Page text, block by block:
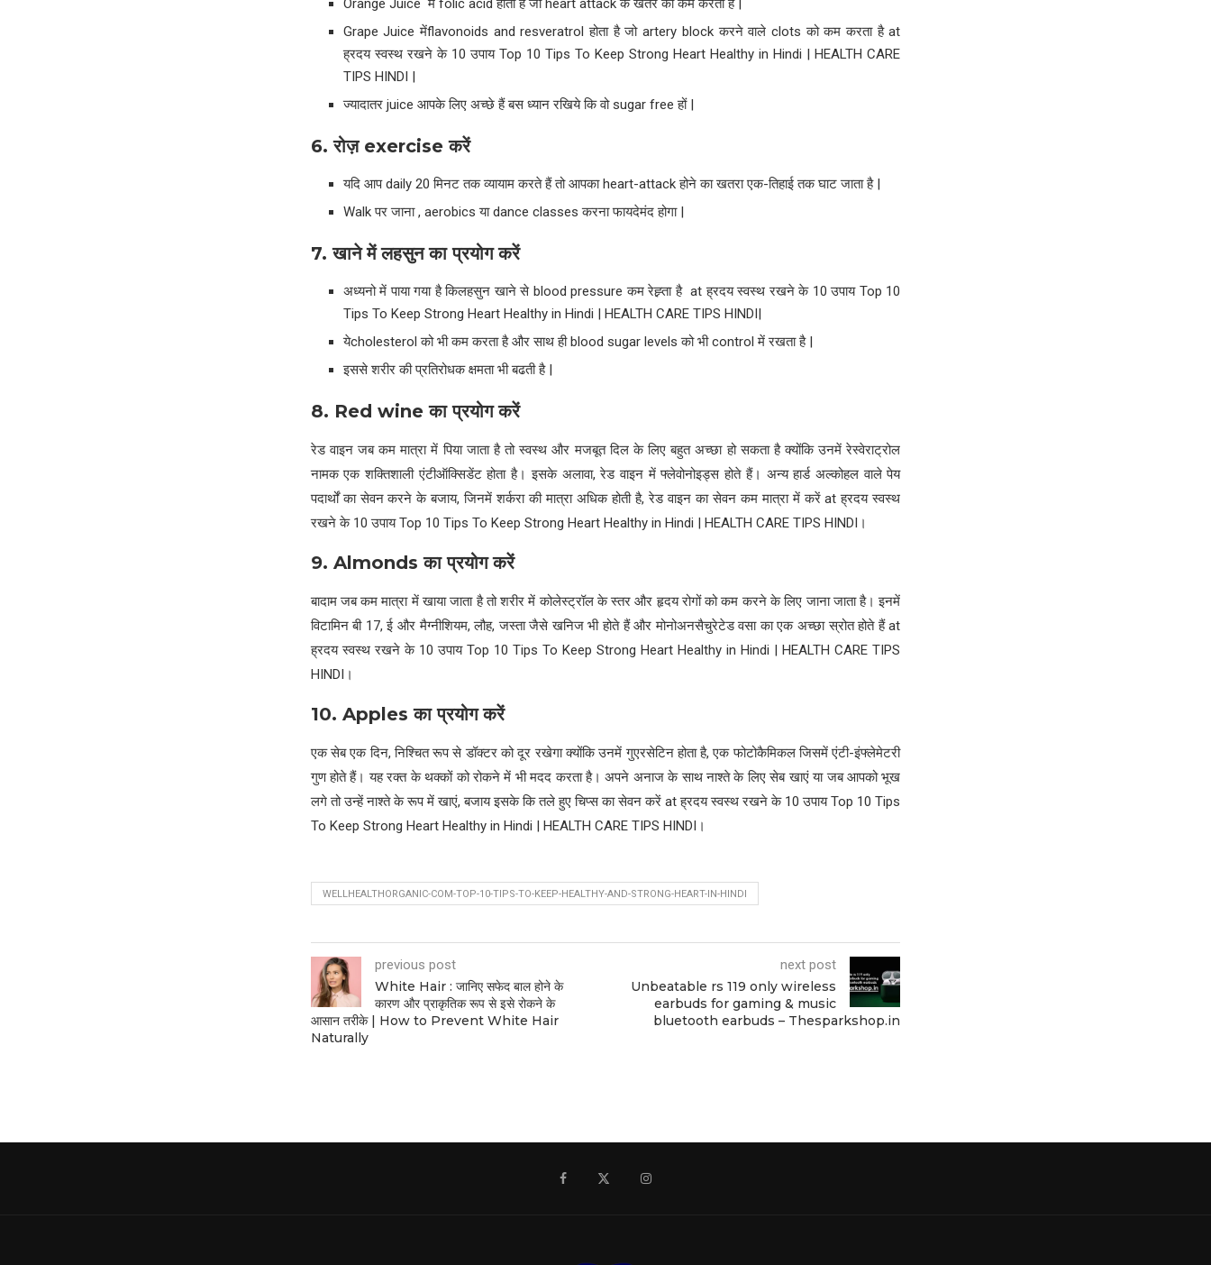
Orange Juice में folic acid होता है जो heart attack के खतरे को कम करता है |
Grape Juice मेंflavonoids and resveratrol होता है जो artery block करने वाले clots को कम करता है at
ह्रदय स्वस्थ रखने के 10 उपाय Top 10 Tips To Keep Strong Heart Healthy in Hindi | HEALTH CARE
TIPS HINDI |
ज्यादातर juice आपके लिए अच्छे हैं बस ध्यान रखिये कि वो sugar free हों |
6.रोज़ exerciseकरें
यदि आप daily 20 मिनट तक व्यायाम करते हैं तो आपका heart-attack होने का खतरा एक-तिहाई तक घाट जाता है |
Walk पर जाना , aerobics या dance classes करना फायदेमंद होगा |
7.खाने में लहसुन का प्रयोग करें
अध्यनो में पाया गया है किलहसुन खाने से blood pressure कम रेह्र्ता है at ह्रदय स्वस्थ रखने के 10 उपाय Top 10
Tips To Keep Strong Heart Healthy in Hindi | HEALTH CARE TIPS HINDI|
येcholesterol को भी कम करता है और साथ ही blood sugar levels को भी control में रखता है |
इससे शरीर की प्रतिरोधक क्षमता भी बढती है |
8. Red wineका प्रयोग करें
रेड वाइन जब कम मात्रा में पिया जाता है तो स्वस्थ और मजबूत दिल के लिए बहुत अच्छा हो सकता है क्योंकि उनमें रेस्वेराट्रोल
नामक एक शक्तिशाली एंटीऑक्सिडेंट होता है। इसके अलावा, रेड वाइन में फ्लेवोनोइड्स होते हैं। अन्य हार्ड अल्कोहल वाले पेय
पदार्थों का सेवन करने के बजाय, जिनमें शर्करा की मात्रा अधिक होती है, रेड वाइन का सेवन कम मात्रा में करें at ह्रदय स्वस्थ
रखने के 10 उपाय Top 10 Tips To Keep Strong Heart Healthy in Hindi | HEALTH CARE TIPS HINDI।
9. Almondsका प्रयोग करें
बादाम जब कम मात्रा में खाया जाता है तो शरीर में कोलेस्ट्रॉल के स्तर और हृदय रोगों को कम करने के लिए जाना जाता है। इनमें
विटामिन बी 17, ई और मैग्नीशियम, लौह, जस्ता जैसे खनिज भी होते हैं और मोनोअनसैचुरेटेड वसा का एक अच्छा स्रोत होते हैं at
ह्रदय स्वस्थ रखने के 10 उपाय Top 10 Tips To Keep Strong Heart Healthy in Hindi | HEALTH CARE TIPS
HINDI।
10. Applesका प्रयोग करें
एक सेब एक दिन, निश्चित रूप से डॉक्टर को दूर रखेगा क्योंकि उनमें गुएरसेटिन होता है, एक फोटोकैमिकल जिसमें एंटी-इंफ्लेमेटरी
गुण होते हैं। यह रक्त के थक्कों को रोकने में भी मदद करता है। अपने अनाज के साथ नाश्ते के लिए सेब खाएं या जब आपको भूख
लगे तो उन्हें नाश्ते के रूप में खाएं, बजाय इसके कि तले हुए चिप्स का सेवन करें at ह्रदय स्वस्थ रखने के 10 उपाय Top 10 Tips
To Keep Strong Heart Healthy in Hindi | HEALTH CARE TIPS HINDI।
WELLHEALTHORGANIC-COM-TOP-10-TIPS-TO-KEEP-HEALTHY-AND-STRONG-HEART-IN-HINDI
previous post
White Hair : जानिए सफेद बाल होने के
कारण और प्राकृतिक रूप से इसे रोकने के
आसान तरीके | How to Prevent White Hair
Naturally
next post
Unbeatable rs 119 only wireless
earbuds for gaming & music
bluetooth earbuds – Thesparkshop.in